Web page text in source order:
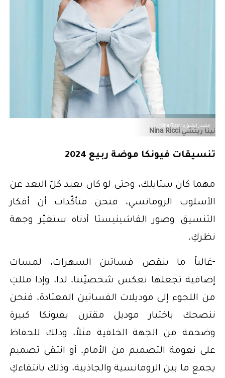
مصدر الصورة: Nina Ricci
نينا ريتشي Nina Ricci
تنسيقات فيونكا موضة ربيع 2024
مهما كان ستايلك، وحتى لو كان بعيد كلّ البعد عن
الأسلوب الرومانسي، فنحن متأكّدات أن أفكار
التنسيق وصور الفاشينيستا أدناه ستغيّر وجهة
نظركِ.
-غالباً ما ينقص فساتين السهرات، لمسات
إضافية تجعلها تعكس شخصيّتنا. لذا، وإذا مللتِ
من اللجوء إلى موديلات الفساتين المعتادة، فنحن
ننصحك باختيار موديل مقترن بفيونكا كبيرة
وضخمة من الجهة الخلفية مثلاً، وذلك للحفاظ
على نعومة التصميم من الأمام. أو انتقي تصميم
يجمع ما بين الرومانسية والجاذبية، وذلك بانتقاءكِ